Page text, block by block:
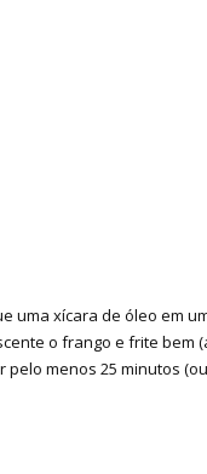
uma xícara de óleo em
o frango e frite bem
pelo menos 25 minutos